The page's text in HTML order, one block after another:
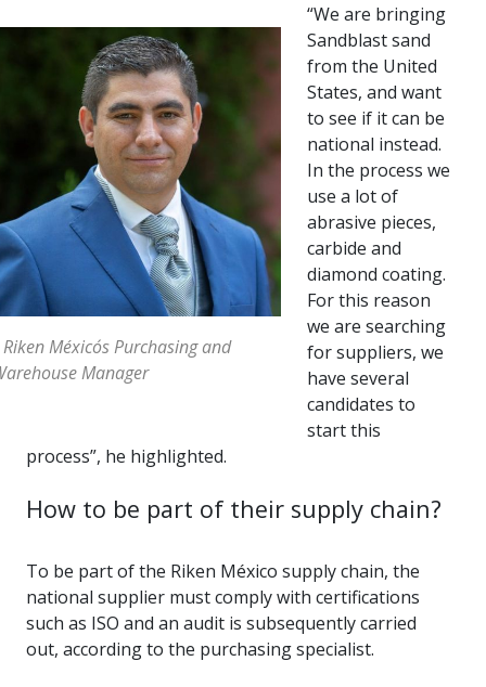
Riken México´s Purchasing and
Manager
“We are bringing
Sandblast sand
from the United
States, and want
to see if it can be
national instead.
In the process we
use a lot of
abrasive pieces,
carbide and
diamond coating.
For this reason
we are searching
for suppliers, we
have several
candidates to
start this
process”, he highlighted.
How to be part of their supply chain?
To be part of the Riken México supply chain, the
national supplier must comply with certifications
such as ISO and an audit is subsequently carried
out, according to the purchasing specialist.